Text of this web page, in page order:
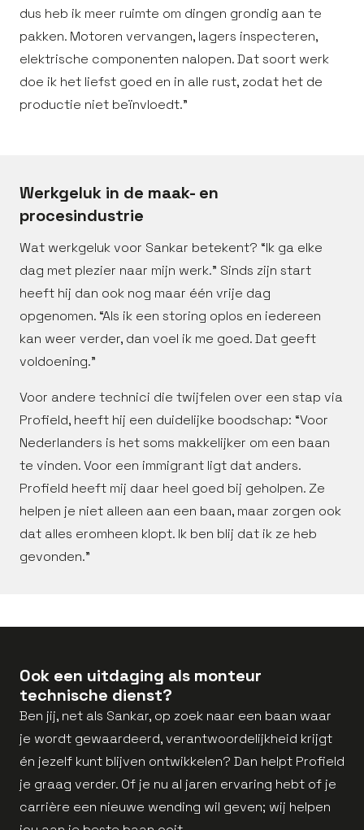
dus heb ik meer ruimte om dingen grondig aan te
pakken. Motoren vervangen, lagers inspecteren,
elektrische componenten nalopen. Dat soort werk
doe ik het liefst goed en in alle rust, zodat het de
productie niet beïnvloedt.”
Werkgeluk in de maak- en
procesindustrie
Wat werkgeluk voor Sankar betekent? “Ik ga elke
dag met plezier naar mijn werk.” Sinds zijn start
heeft hij dan ook nog maar één vrije dag
opgenomen. “Als ik een storing oplos en iedereen
kan weer verder, dan voel ik me goed. Dat geeft
voldoening.”
Voor andere technici die twijfelen over een stap via
Profield, heeft hij een duidelijke boodschap: “Voor
Nederlanders is het soms makkelijker om een baan
te vinden. Voor een immigrant ligt dat anders.
Profield heeft mij daar heel goed bij geholpen. Ze
helpen je niet alleen aan een baan, maar zorgen ook
dat alles eromheen klopt. Ik ben blij dat ik ze heb
gevonden.”
Ook een uitdaging als monteur
technische dienst?
Ben jij, net als Sankar, op zoek naar een baan waar
je wordt gewaardeerd, verantwoordelijkheid krijgt
én jezelf kunt blijven ontwikkelen? Dan helpt Profield
je graag verder. Of je nu al jaren ervaring hebt of je
carrière een nieuwe wending wil geven; wij helpen